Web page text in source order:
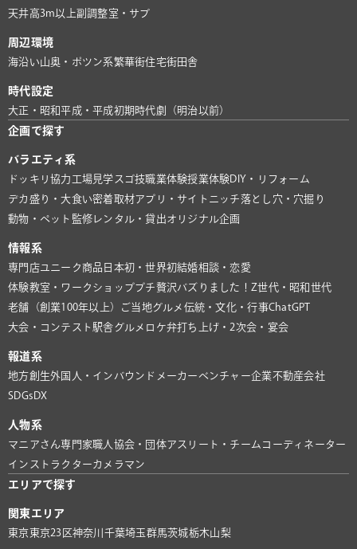
天井高3m以上副調整室・サブ
周辺環境
海沿い山奥・ポツン系繁華街住宅街田舎
時代設定
大正・昭和平成・平成初期時代劇（明治以前）
企画で探す
バラエティ系
ドッキリ協力 工場見学 スゴ技職業体験授業体験DIY・リフォーム
デカ盛り・大食い密着取材アプリ・サイト ニッチ落とし穴・穴掘り
動物・ペット 監修レンタル・貸出オリジナル企画
情報系
専門店ユニーク商品 日本初・世界初結婚相談・恋愛
体験教室・ワークショッププチ贅沢 バズりました！ Z世代・昭和世代
老舗（創業100年以上）
ご当地グルメ 伝統・文化・行事ChatGPT
大会・コンテスト 駅舎グルメ ロケ弁打ち上げ・2次会・宴会
報道系
地方創生外国人・インバウンド メーカー ベンチャー企業不動産会社
SDGsDX
人物系
マニアさん専門家職人 協会・団体アスリート・チーム コーディネーター
インストラクターカメラマン
エリアで探す
関東エリア
東京東京23区神奈川 千葉埼玉群馬茨城栃木山梨